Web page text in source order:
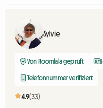
Sylvie
Von Roomlala geprüft
Telefonnummer verifiziert
4.9(33)